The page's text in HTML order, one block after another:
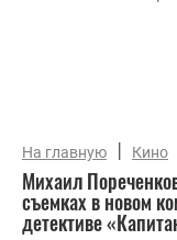
На главную | Кино
Михаил
съемках в новом
детективе